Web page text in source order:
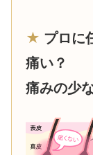
★ プロに
痛い？
痛みの少